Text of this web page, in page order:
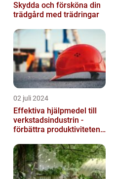
Skydda och försköna din
trädgård med trädringar
02 juli 2024
Effektiva hjälpmedel till
verkstadsindustrin -
förbättra produktiviteten